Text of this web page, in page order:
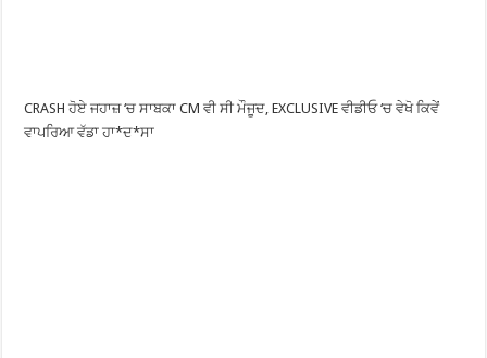
CRASH ਹੋਏ ਜਹਾਜ਼ ‘ਚ ਸਾਬਕਾ CM ਵੀ ਸੀ ਮੌਜੂਦ, EXCLUSIVE ਵੀਡੀਓ ‘ਚ ਵੇਖੋ ਕਿਵੇਂ
ਵਾਪਰਿਆ ਵੱਡਾ ਹਾ*ਦ*ਸਾ